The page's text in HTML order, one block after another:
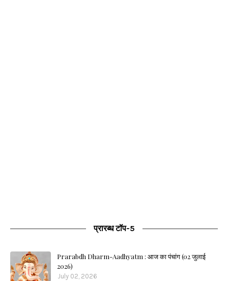
प्रारब्ध टॉप-5
Prarabdh Dharm-Aadhyatm : आज का पंचांग (02 जुलाई
2026)
July 02, 2026